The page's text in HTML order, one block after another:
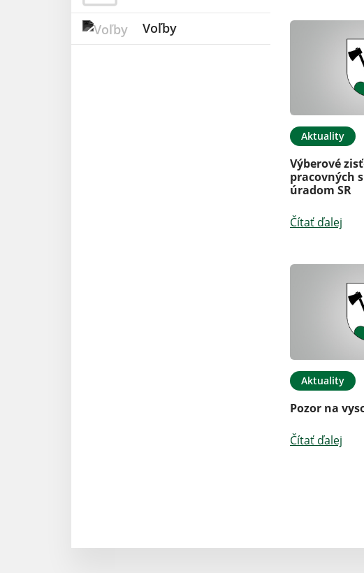
Voľby
Aktuality
Výberové
pracovných
úradom SR
Čítať ďalej
Aktuality
Pozor na
Čítať ďalej